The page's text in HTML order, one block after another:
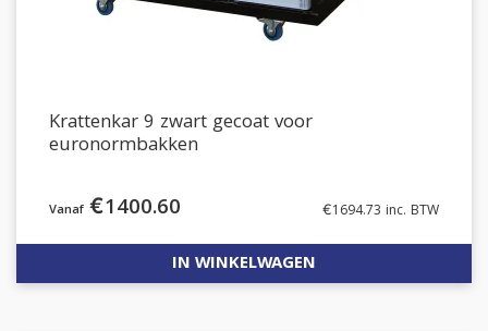
Krattenkar 9 zwart gecoat voor
euronormbakken
€1400.60 €1694.73 inc. BTW
IN WINKELWAGEN